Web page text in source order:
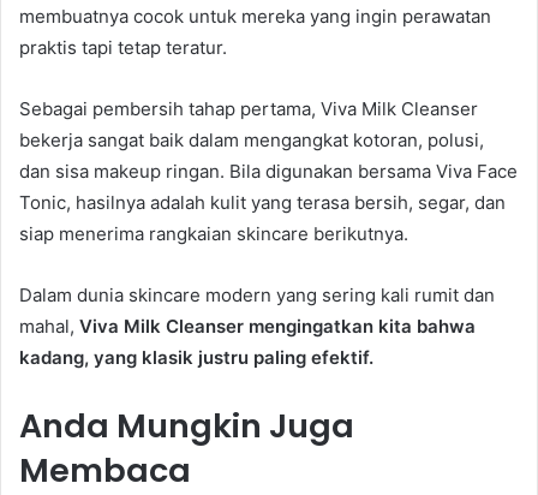
membuatnya cocok untuk mereka yang ingin perawatan
praktis tapi tetap teratur.
Sebagai pembersih tahap pertama, Viva Milk Cleanser
bekerja sangat baik dalam mengangkat kotoran, polusi,
dan sisa makeup ringan. Bila digunakan bersama Viva Face
Tonic, hasilnya adalah kulit yang terasa bersih, segar, dan
siap menerima rangkaian skincare berikutnya.
Dalam dunia skincare modern yang sering kali rumit dan
mahal, Viva Milk Cleanser mengingatkan kita bahwa
kadang, yang klasik justru paling efektif.
Anda Mungkin Juga
Membaca